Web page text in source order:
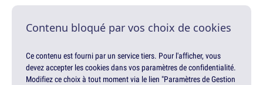
Contenu bloqué par vos choix de cookies
Ce contenu est fourni par un service tiers. Pour l'afficher, vous
devez accepter les cookies dans vos paramètres de confidentialité.
Modifiez ce choix à tout moment via le lien "Paramètres de Gestion